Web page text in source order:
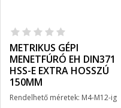
METRIKUS GÉPI
MENETFÚRÓ EH DIN371
HSS-E EXTRA HOSSZÚ
150MM
Rendelhető méretek: M4-M12-ig